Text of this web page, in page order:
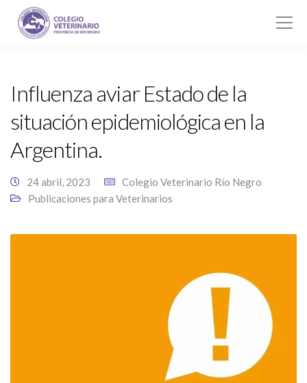
Influenza aviar Estado de la
situación epidemiológica en la
Argentina.
24 abril, 2023
Colegio Veterinario Río Negro
Publicaciones para Veterinarios